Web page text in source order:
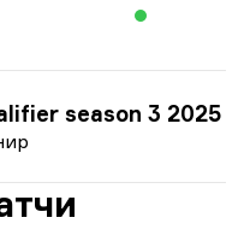
season 3 2025